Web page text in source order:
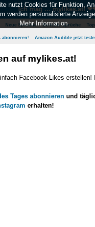
Ich mag ... mylikes.at!
Neue Sprüche Beliebte Sprüche Top
abonnieren! Amazon Audible jetzt
auf mylikes.at!
Facebook-Likes
Tages abonnieren und
erhalten!
nutzt Cookies für Funktion,
werden personalisierte
Mehr Information